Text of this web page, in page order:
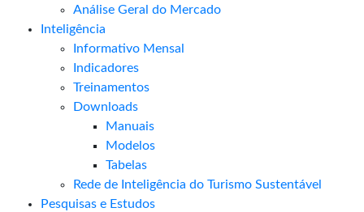
Análise Geral do Mercado
Inteligência
Informativo Mensal​
Indicadores
Treinamentos
Downloads
Manuais
Modelos
Tabelas
Rede de Inteligência do Turismo Sustentável
Pesquisas e Estudos